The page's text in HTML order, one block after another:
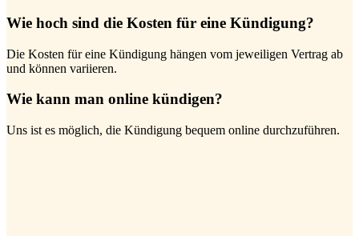
Wie hoch sind die Kosten für eine Kündigung?
Die Kosten für eine Kündigung hängen vom jeweiligen Vertrag ab
und können variieren.
Wie kann man online kündigen?
Uns ist es möglich, die Kündigung bequem online durchzuführen.